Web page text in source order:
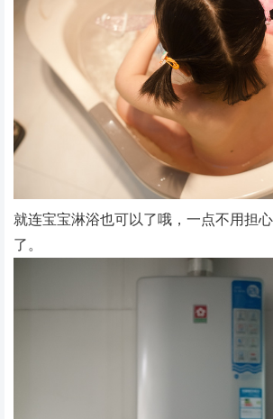
就连宝宝淋浴也可以了哦，一点不用担
了。